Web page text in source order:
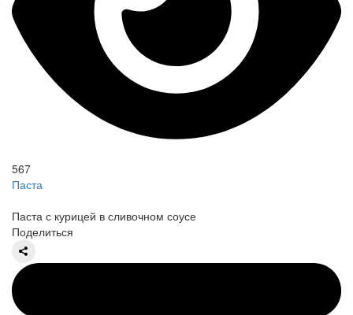
567
Паста
Паста с курицей в сливочном соусе
Поделиться